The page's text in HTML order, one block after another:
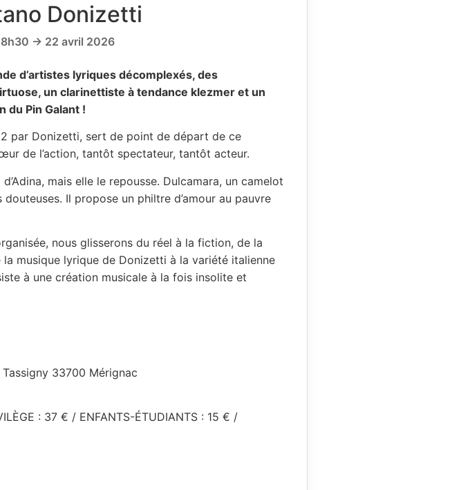
Donizetti
→ 22 avril 2026
d’artistes lyriques décomplexés, des
un clarinettiste à tendance klezmer et un
Pin Galant !
par Donizetti, sert de point de départ de ce
de l’action, tantôt spectateur, tantôt acteur.
mais elle le repousse. Dulcamara, un camelot
Il propose un philtre d’amour au pauvre
nous glisserons du réel à la fiction, de la
musique lyrique de Donizetti à la variété italienne
à une création musicale à la fois insolite et
33700 Mérignac
: 37 € / ENFANTS-ÉTUDIANTS : 15 € /